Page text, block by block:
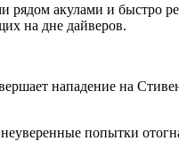
акулами и быстро
на дне дайверов.
нападение на
попытки